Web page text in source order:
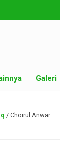
Galeri
/ Choirul Anwar